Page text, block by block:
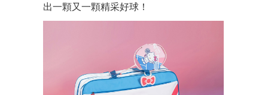
出一顆又一顆精采好球！